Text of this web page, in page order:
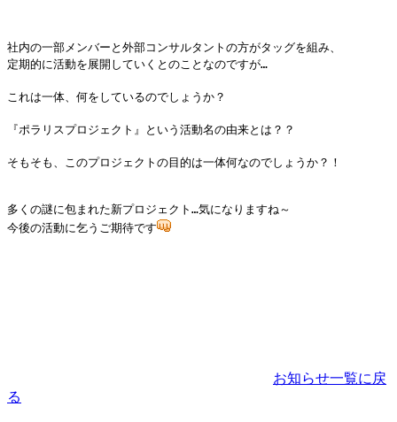
社内の一部メンバーと外部コンサルタントの方がタッグを組み、
定期的に活動を展開していくとのことなのですが…
これは一体、何をしているのでしょうか？
『ポラリスプロジェクト』という活動名の由来とは？？
そもそも、このプロジェクトの目的は一体何なのでしょうか？！
多くの謎に包まれた新プロジェクト…気になりますね～
今後の活動に乞うご期待です
お知らせ一覧に戻
る